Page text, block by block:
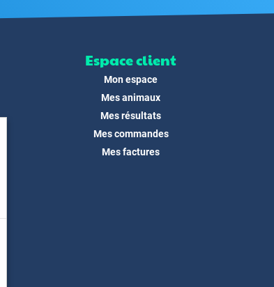
Espace client
Mon espace
Mes animaux
Mes résultats
Mes commandes
Mes factures